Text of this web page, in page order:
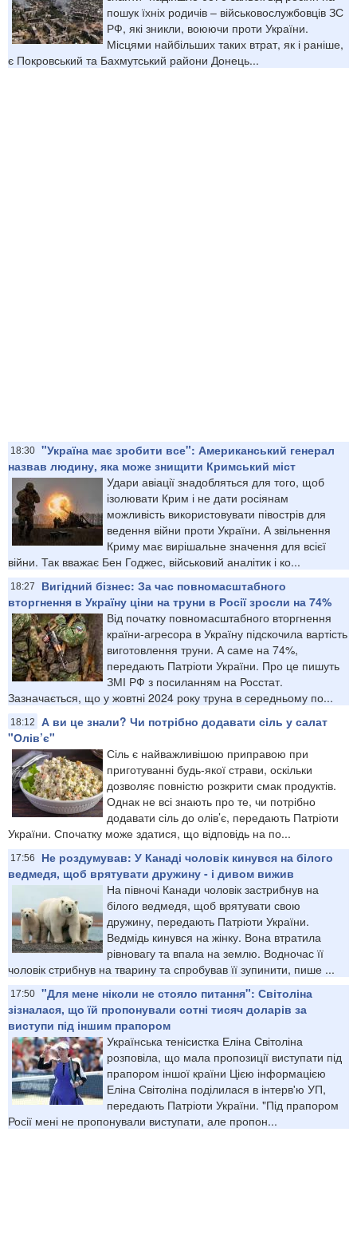
пошук їхніх родичів – військовослужбовців ЗС
РФ, які зникли, воюючи проти України.
Місцями найбільших таких втрат, як і раніше,
є Покровський та Бахмутський райони Донець...
18:30 "Україна має зробити все": Американський генерал
назвав людину, яка може знищити Кримський міст
Удари авіації знадобляться для того, щоб
ізолювати Крим і не дати росіянам
можливість використовувати півострів для
ведення війни проти України. А звільнення
Криму має вирішальне значення для всієї
війни. Так вважає Бен Годжес, військовий аналітик і ко...
18:27
Вигідний бізнес: За час повномасштабного
вторгнення в Україну ціни на труни в Росії зросли на 74%
Від початку повномасштабного вторгнення
країни-агресора в Україну підскочила вартість
виготовлення труни. А саме на 74%,
передають Патріоти України. Про це пишуть
ЗМІ РФ з посиланням на Росстат.
Зазначається, що у жовтні 2024 року труна в середньому по...
18:12
А ви це знали? Чи потрібно додавати сіль у салат
"Олів’є"
Сіль є найважливішою приправою при
приготуванні будь-якої страви, оскільки
дозволяє повністю розкрити смак продуктів.
Однак не всі знають про те, чи потрібно
додавати сіль до олів’є, передають Патріоти
України. Спочатку може здатися, що відповідь на по...
17:56
Не роздумував: У Канаді чоловік кинувся на білого
ведмедя, щоб врятувати дружину - і дивом вижив
На півночі Канади чоловік застрибнув на
білого ведмедя, щоб врятувати свою
дружину, передають Патріоти України.
Ведмідь кинувся на жінку. Вона втратила
рівновагу та впала на землю. Водночас її
чоловік стрибнув на тварину та спробував її зупинити, пише ...
17:50 "Для мене ніколи не стояло питання": Світоліна
зізналася, що їй пропонували сотні тисяч доларів за
виступи під іншим прапором
Українська тенісистка Еліна Світоліна
розповіла, що мала пропозиції виступати під
прапором іншої країни Цією інформацією
Еліна Світоліна поділилася в інтерв'ю УП,
передають Патріоти України. "Під прапором
Росії мені не пропонували виступати, але пропон...